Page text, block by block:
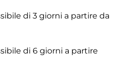
di 3 giorni a partire da
di 6 giorni a partire